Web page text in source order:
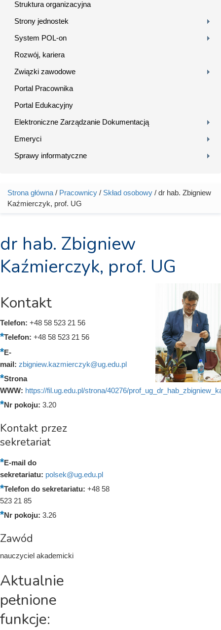
Struktura organizacyjna
Strony jednostek
System POL-on
Rozwój, kariera
Związki zawodowe
Portal Pracownika
Portal Edukacyjny
Elektroniczne Zarządzanie Dokumentacją
Emeryci
Sprawy informatyczne
Jesteś tutaj
Strona główna / Pracownicy / Skład osobowy / dr hab. Zbigniew
Kaźmierczyk, prof. UG
dr hab. Zbigniew
Kaźmierczyk, prof. UG
Kontakt
Telefon: +48 58 523 21 56
Telefon: +48 58 523 21 56
E-
mail: zbigniew.kazmierczyk@ug.edu.pl
Strona
WWW: https://fil.ug.edu.pl/strona/40276/
Nr pokoju: 3.20
Kontakt przez
sekretariat
E-mail do
sekretariatu: polsek@ug.edu.pl
Telefon do sekretariatu: +48 58
523 21 85
Nr pokoju: 3.26
Zawód
nauczyciel akademicki
Aktualnie
pełnione
funkcje: